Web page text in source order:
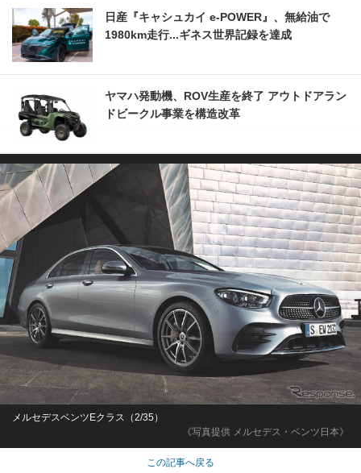
日産『キャシュカイ e-POWER』、無給油で
1980km走行...ギネス世界記録を達成
ヤマハ発動機、ROV生産を終了 アウトドアラン
ドビークル事業を構造改革
《写真提供 メルセデス・ベンツ日本》
メルセデスベンツEクラス（2/35）
この記事へ戻る